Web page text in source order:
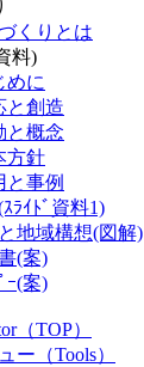
くりとは
料)
めに
と創造
と概念
方針
と事例
ﾗｲﾄﾞ資料1)
地域構想(図解)
(案)
ｰ(案)
（TOP）
ー（Tools）